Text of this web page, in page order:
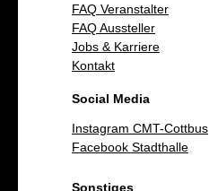
FAQ Veranstalter
FAQ Aussteller
Jobs & Karriere
Kontakt
Social Media
Instagram CMT-Cottbus
Facebook Stadthalle
Sonstiges